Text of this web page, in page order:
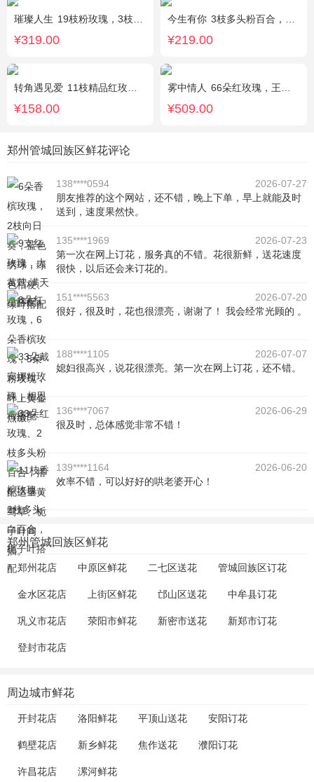
璀璨人生 19枝粉玫瑰，3枝向日葵，绿叶搭配
¥319.00
今生有你 3枝多头粉百合，5枝红玫瑰，点缀情人草叶材作成精美的 花瓶花插
¥219.00
转角遇见爱 11枝精品红玫瑰，桔梗适量搭配
¥158.00
雾中情人 66朵红玫瑰，王冠，灯带
¥509.00
郑州管城回族区鲜花评论
138****0594
2026-07-27
朋友推荐的这个网站，还不错，晚上下单，早上就能及时
送到，速度果然快。
135****1969
2026-07-23
第一次在网上订花，服务真的不错。花很新鲜，送花速度
很快，以后还会来订花的。
151****5563
2026-07-20
很好，很及时，花也很漂亮，谢谢了！ 我会经常光顾的 。
188****1105
2026-07-07
媳妇很高兴，说花很漂亮。第一次在网上订花，还不错。
136****7067
2026-06-29
很及时，总体感觉非常不错！
139****1164
2026-06-20
效率不错，可以好好的哄老婆开心！
郑州管城回族区鲜花
郑州花店 中原区鲜花 二七区送花 管城回族区订花
金水区花店 上街区鲜花 邙山区送花 中牟县订花
巩义市花店 荥阳市鲜花 新密市送花 新郑市订花
登封市花店
周边城市鲜花
开封花店 洛阳鲜花 平顶山送花 安阳订花
鹤壁花店 新乡鲜花 焦作送花 濮阳订花
许昌花店 漯河鲜花